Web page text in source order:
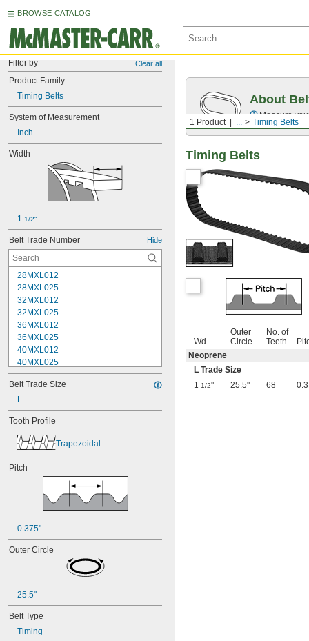
BROWSE CATALOG
Filter by Clear all
Product Family
Timing Belts
System of Measurement
Inch
Width
1 1/2"
Belt Trade Number Hide
28MXL012
28MXL025
32MXL012
32MXL025
36MXL012
36MXL025
40MXL012
40MXL025
44MXL012
44MXL025
48MXL012
48MXL025
50XL025
50XL037
52MXL012
56MXL012
60MXL012
60MXL025
60XL025
60XL037
68MXL025
70MXL012
70XL025
70XL031
Belt Trade Size
L
Tooth Profile
Trapezoidal
Pitch
0.375"
Outer Circle
25.5"
Belt Type
Timing
1 Product ... Timing Belts
About
Measure
Timing Belts
Wd.
Outer
Circle
No. of
Teeth
Neoprene
L Trade Size
1 1/2" 25.5" 68